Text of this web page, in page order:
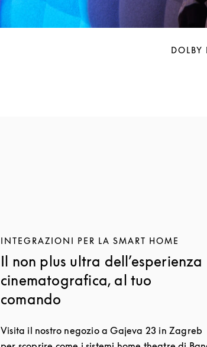
DOLBY
INTEGRAZIONI PER LA SMART HOME
Il non plus ultra dell’esperienza
cinematografica, al tuo
comando
Visita il nostro negozio a Gajeva 23 in Zagreb